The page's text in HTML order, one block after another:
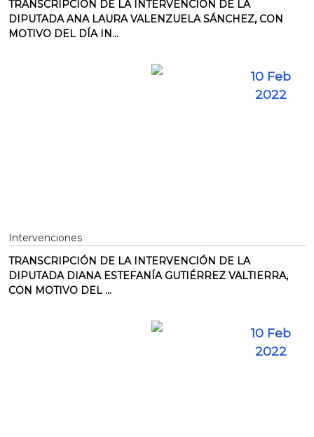
TRANSCRIPCIÓN DE LA INTERVENCIÓN DE LA
DIPUTADA ANA LAURA VALENZUELA SÁNCHEZ, CON
MOTIVO DEL DÍA IN...
10 Feb
2022
Intervenciones
TRANSCRIPCIÓN DE LA INTERVENCIÓN DE LA
DIPUTADA DIANA ESTEFANÍA GUTIÉRREZ VALTIERRA,
CON MOTIVO DEL ...
10 Feb
2022